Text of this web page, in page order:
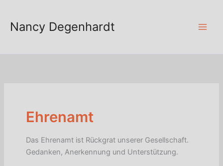
springen
Nancy Degenhardt
Ehrenamt
Das Ehrenamt ist Rückgrat unserer Gesellschaft.
Gedanken, Anerkennung und Unterstützung.